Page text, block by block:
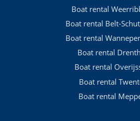
Boat rental
Boat rental Belt-
Boat rental
Boat rental
Boat rental
Boat rental
Boat rental